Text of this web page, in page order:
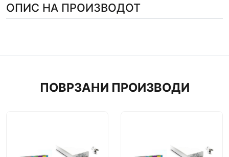
ОПИС НА ПРОИЗВОДОТ
ПОВРЗАНИ ПРОИЗВОДИ